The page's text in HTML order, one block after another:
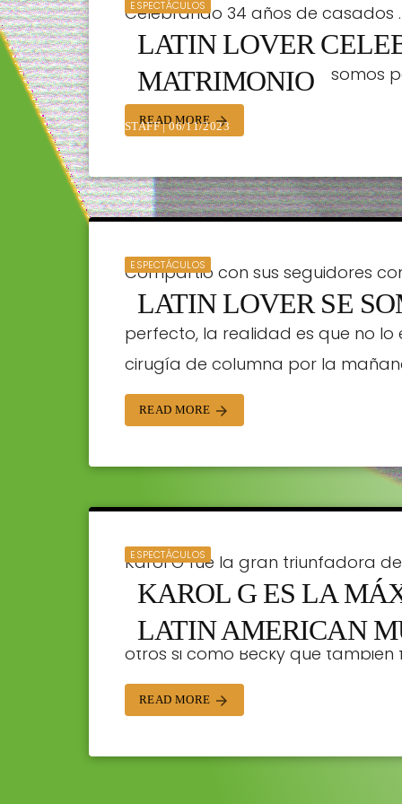
ESPECTÁCULOS
LATIN LOVER
MATRIMONIO
STAFF | 06/11/2023
Celebrando 34 años de casados
cuenta que lo más importante
sino a quien tenemos! No
READ MOREarrow_forward
ESPECTÁCULOS
LATIN LOVER SE
Compartió con sus seguidores
acostumbrados a subir a las
perfecto, la realidad es que no lo
cirugía de columna por la
READ MORE arrow_forward
ESPECTÁCULOS
KAROL G ES LA
LATIN AMERICAN
Karol G fue la gran triunfadora
incluyendo a artista del año,
streaming del año. La estrella
otros si como Becky que
READ MORE arrow_forward